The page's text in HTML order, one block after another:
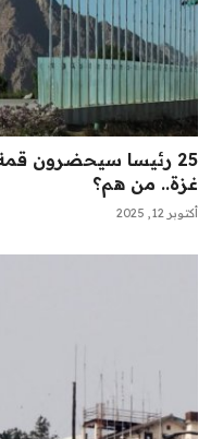
25 رئيسا سيحضرون
غزة.. من هم؟
أكتوبر 12, 2025